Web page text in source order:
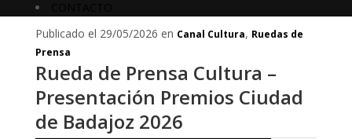
Publicado el 29/05/2026 en Canal Cultura, Ruedas de
Prensa
Rueda de Prensa Cultura –
Presentación Premios Ciudad
de Badajoz 2026